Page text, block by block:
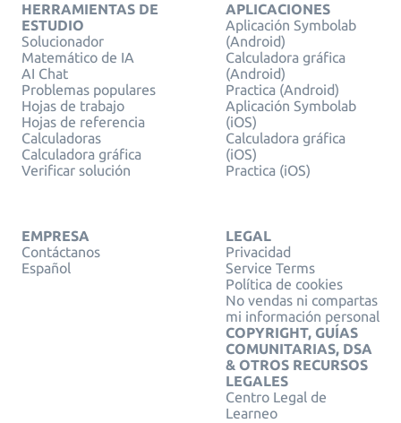
HERRAMIENTAS DE
ESTUDIO
Solucionador
Matemático de IA
AI Chat
Problemas populares
Hojas de trabajo
Hojas de referencia
Calculadoras
Calculadora gráfica
Verificar solución
APLICACIONES
Aplicación Symbolab
(Android)
Calculadora gráfica
(Android)
Practica (Android)
Aplicación Symbolab
(iOS)
Calculadora gráfica
(iOS)
Practica (iOS)
EMPRESA
Contáctanos
Español
LEGAL
Privacidad
Service Terms
Política de cookies
No vendas ni compartas
mi información personal
COPYRIGHT, GUÍAS
COMUNITARIAS, DSA
& OTROS RECURSOS
LEGALES
Centro Legal de
Learneo